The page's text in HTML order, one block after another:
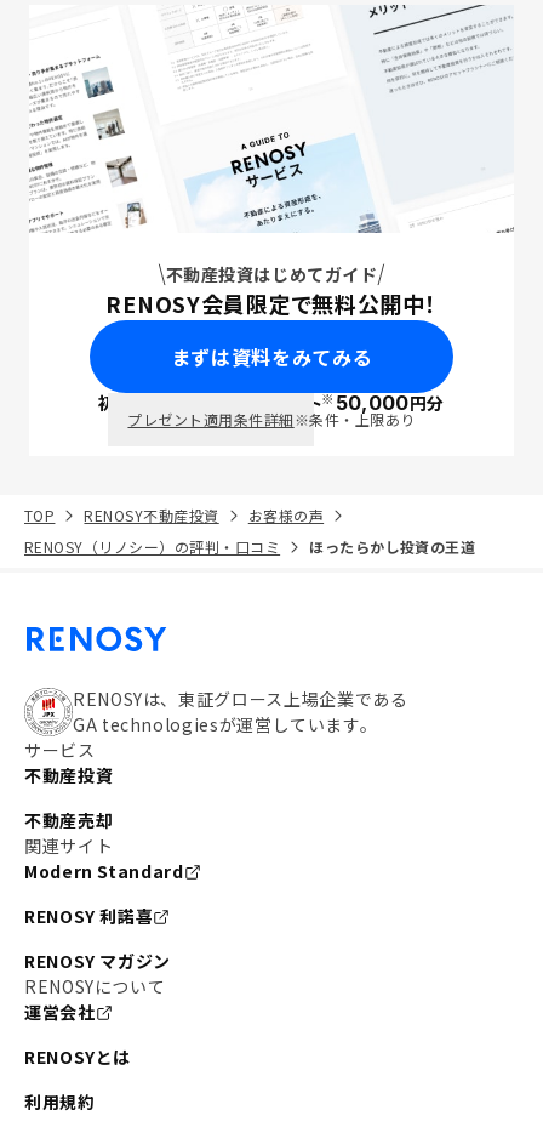
不動産投資はじめてガイド
RENOSY会員限定で無料公開中！
まずは資料をみてみる
初回面談で ポイント※50,000円分
プレゼント適用条件詳細※条件・上限あり
TOP RENOSY不動産投資
お客様の声
RENOSY（リノシー）の評判・口コミ
ほったらかし投資の王道
RENOSYは、東証グロース上場企業である
GA technologiesが運営しています。
サービス
不動産投資
不動産売却
関連サイト
Modern Standard
RENOSY 利諾喜
RENOSY マガジン
RENOSYについて
運営会社
RENOSYとは
利用規約